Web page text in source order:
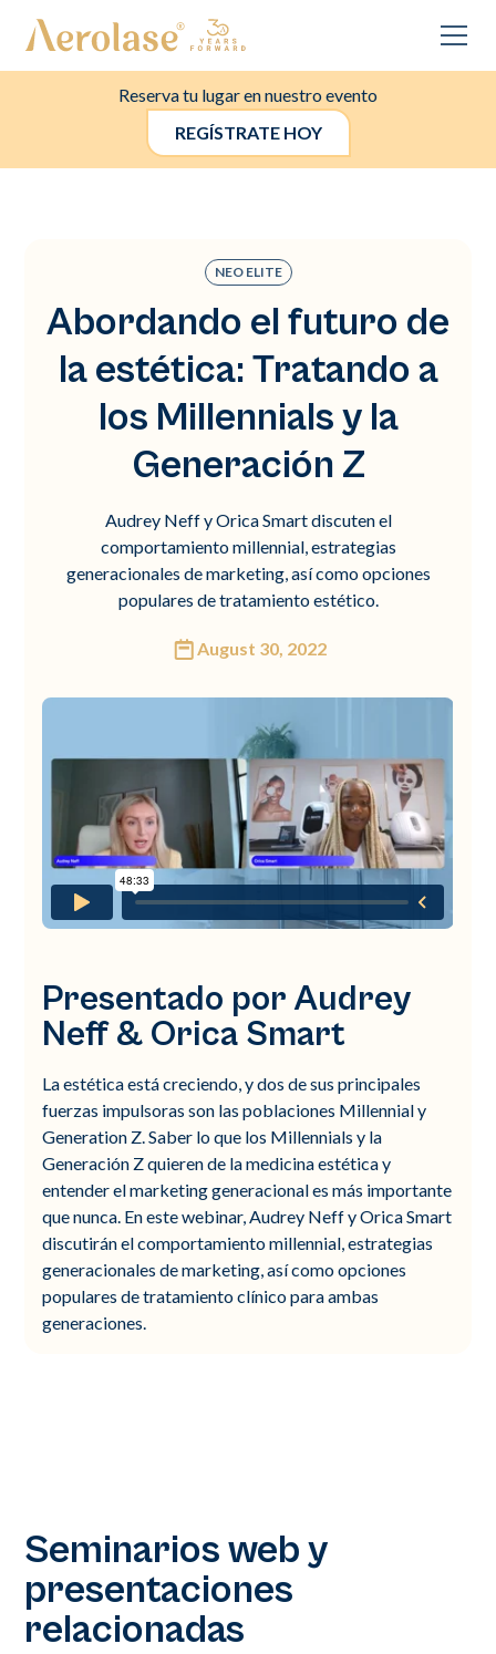
Reserva tu lugar en nuestro evento
REGÍSTRATE HOY
NEO ELITE
Abordando el futuro de
la estética: Tratando a
los Millennials y la
Generación Z
Audrey Neff y Orica Smart discuten el
comportamiento millennial, estrategias
generacionales de marketing, así como opciones
populares de tratamiento estético.
August 30, 2022
Presentado por Audrey
Neff & Orica Smart
La estética está creciendo, y dos de sus principales
fuerzas impulsoras son las poblaciones Millennial y
Generation Z. Saber lo que los Millennials y la
Generación Z quieren de la medicina estética y
entender el marketing generacional es más importante
que nunca. En este webinar, Audrey Neff y Orica Smart
discutirán el comportamiento millennial, estrategias
generacionales de marketing, así como opciones
populares de tratamiento clínico para ambas
generaciones.
Seminarios web y
presentaciones
relacionadas